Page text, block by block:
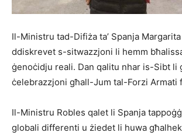
Il-Ministru tad-Difiża ta’ Spanja
ddiskrevet s-sitwazzjoni li hemm
ġenoċidju reali. Dan qalitu nhar is-Sibt li
ċelebrazzjoni għall-Jum tal-Forzi Armati
Il-Ministru Robles qalet li Spanja
globali differenti u żiedet li huwa